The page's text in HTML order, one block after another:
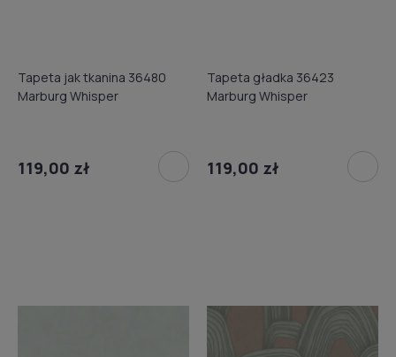
Tapeta jak tkanina 36480
Marburg Whisper
119,00 zł
Tapeta gładka 36423
Marburg Whisper
119,00 zł